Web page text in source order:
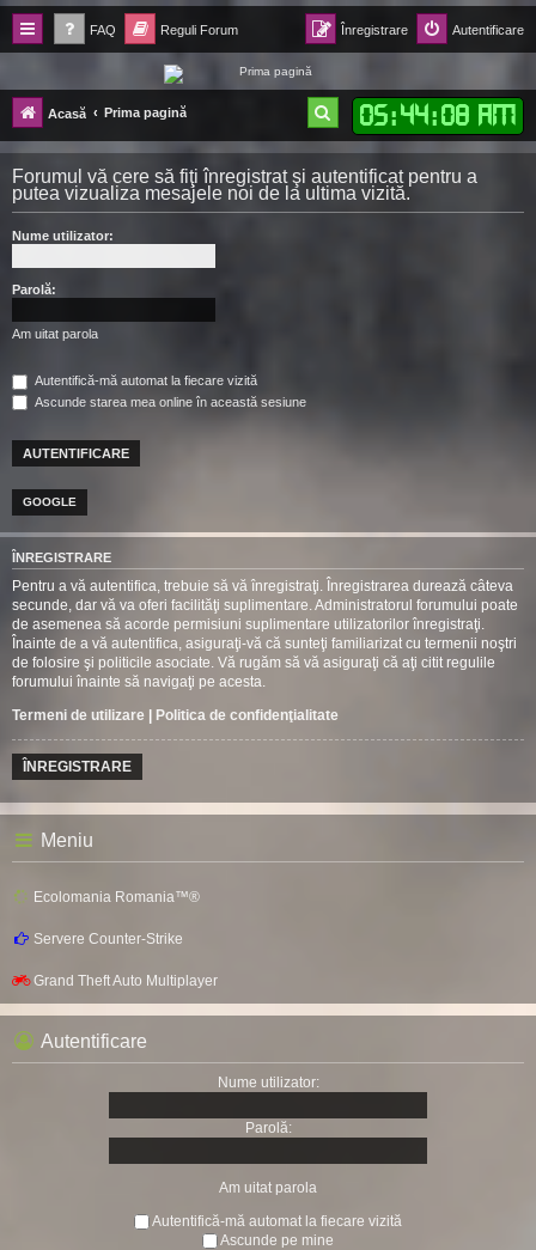
FAQ Reguli Forum Autentificare
Înregistrare
Forum Ecolomania™®
-= Idei pentru viitor =-
Acasă Prima pagină 05:44:09 AM
ă
u
Forumul vă cere să fiţi înregistrat şi autentificat pentru a
putea vizualiza mesajele noi de la ultima vizită.
Nume utilizator:
Parolă:
Am uitat parola
Autentifică-mă automat la fiecare vizită
Ascunde starea mea online în această sesiune
GOOGLE
ÎNREGISTRARE
Pentru a vă autentifica, trebuie să vă înregistraţi. Înregistrarea durează câteva
secunde, dar vă va oferi facilităţi suplimentare. Administratorul forumului poate
de asemenea să acorde permisiuni suplimentare utilizatorilor înregistraţi.
Înainte de a vă autentifica, asiguraţi-vă că sunteţi familiarizat cu termenii noştri
de folosire şi politicile asociate. Vă rugăm să vă asiguraţi că aţi citit regulile
forumului înainte să navigaţi pe acesta.
Termeni de utilizare | Politica de confidenţialitate
ÎNREGISTRARE
Meniu
Ecolomania Romania™®
Servere Counter-Strike
Grand Theft Auto Multiplayer
Autentificare
Nume utilizator:
Parolă:
Am uitat parola
Autentifică-mă automat la fiecare vizită
Ascunde pe mine